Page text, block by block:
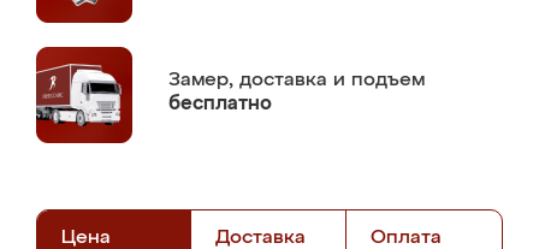
Замер, доставка и подъем
бесплатно
Цена Доставка Оплата